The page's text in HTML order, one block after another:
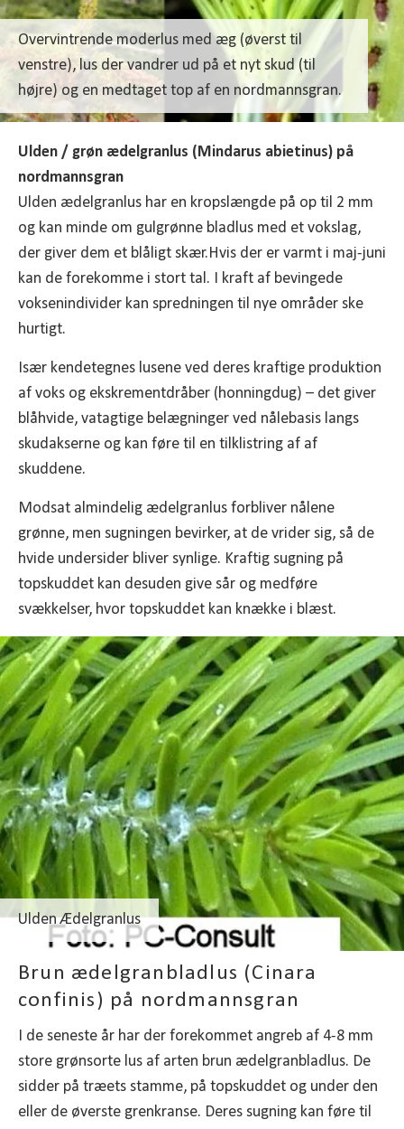
Overvintrende moderlus med æg (øverst til
venstre), lus der vandrer ud på et nyt skud (til
højre) og en medtaget top af en nordmannsgran.
Ulden / grøn ædelgranlus (Mindarus abietinus) på
nordmannsgran
Ulden ædelgranlus har en kropslængde på op til 2 mm
og kan minde om gulgrønne bladlus med et vokslag,
der giver dem et blåligt skær.Hvis der er varmt i maj-juni
kan de forekomme i stort tal. I kraft af bevingede
voksenindivider kan spredningen til nye områder ske
hurtigt.
Især kendetegnes lusene ved deres kraftige produktion
af voks og ekskrementdråber (honningdug) – det giver
blåhvide, vatagtige belægninger ved nålebasis langs
skudakserne og kan føre til en tilklistring af af
skuddene.
Modsat almindelig ædelgranlus forbliver nålene
grønne, men sugningen bevirker, at de vrider sig, så de
hvide undersider bliver synlige. Kraftig sugning på
topskuddet kan desuden give sår og medføre
svækkelser, hvor topskuddet kan knække i blæst.
Ulden Ædelgranlus
Brun ædelgranbladlus (Cinara
confinis) på nordmannsgran
I de seneste år har der forekommet angreb af 4-8 mm
store grønsorte lus af arten brun ædelgranbladlus. De
sidder på træets stamme, på topskuddet og under den
eller de øverste grenkranse. Deres sugning kan føre til